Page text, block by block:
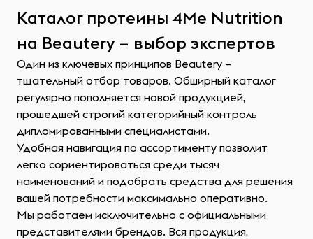
Каталог протеины 4Me Nutrition
на Beautery – выбор экспертов
Один из ключевых принципов Beautery –
тщательный отбор товаров. Обширный каталог
регулярно пополняется новой продукцией,
прошедшей строгий категорийный контроль
дипломированными специалистами.
Удобная навигация по ассортименту позволит
легко сориентироваться среди тысяч
наименований и подобрать средства для решения
вашей потребности максимально оперативно.
Мы работаем исключительно с официальными
представителями брендов. Вся продукция,